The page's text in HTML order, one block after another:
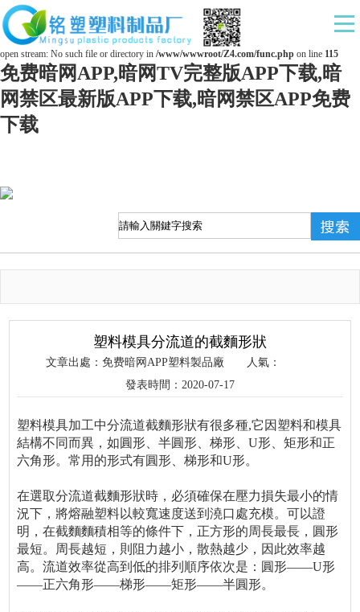
Warning: mkdir(): No space left on device in/www/wwwroot/Z4.com/func.php on line127
Warning: file_put_contents(./cachefile_yuan/ds169.com/cache/b0/4c194/22ced.html): failed to
open stream: No such file or directory in /www/wwwroot/Z4.com/func.php on line 115
免费暗网APP,暗网TV完整版APP下载,暗
网禁区最新版APP下载,暗网禁区APP免费
下载
塑料模具分流道的截麵形狀
文章出處：免费暗网APP塑料製品廠
人氣：
發表時間：2020-07-17
塑料模具加工中分流道截麵形狀有很多種,它因塑料和模具
結構不同而異，如圓形、半圓形、梯形、U形、矩形和正
六角形。常用的形式有圓形、梯形和U形。
在選取分流道截麵形狀時，必須確保在壓力損失最小的情
況下，將熔融塑料以較寬速度送到澆口處充模。可以證
明，在截麵麵積相等的條件下，正方形的周長最長，圓形
最短。周長越短，則阻力越小，散熱越少，因此效率越
高。流道效率從高到低的排列順序依次是：圓形——U形
——正六角形——梯形——矩形——半圓形。